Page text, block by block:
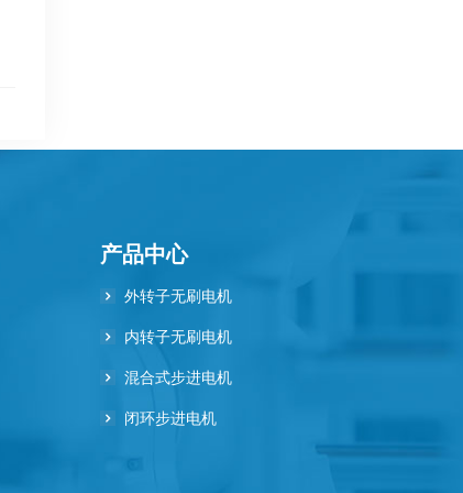
产品中心
外转子无刷电机
内转子无刷电机
混合式步进电机
闭环步进电机